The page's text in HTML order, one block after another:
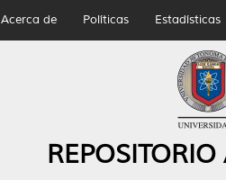
Acerca de Políticas Estadísticas